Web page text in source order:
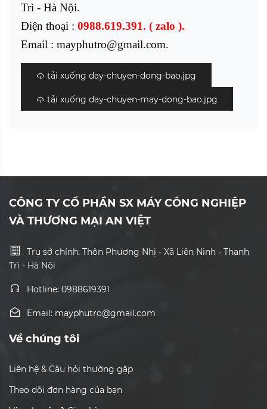
Trì - Hà Nội.
Điện thoại : 0988.619.391. ( zalo ).
Email : mayphutro@gmail.com.
tải xuống day-chuyen-dong-bao.jpg
tải xuống day-chuyen-may-dong-bao.jpg
CÔNG TY CỔ PHẦN SX MÁY CÔNG NGHIỆP
VÀ THƯƠNG MẠI AN VIỆT
Trụ sở chính: Thôn Phương Nhị - Xã Liên Ninh - Thanh
Trì - Hà Nội
Hotline: 0988619391
Email: mayphutro@gmail.com
Về chúng tôi
Liên hệ & Câu hỏi thường gặp
Theo dõi đơn hàng của bạn